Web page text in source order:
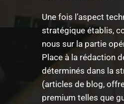
Une fois l’aspect
stratégique établis,
nous sur la partie
Place à la rédaction
déterminés dans la
(articles de blog,
premium telles que